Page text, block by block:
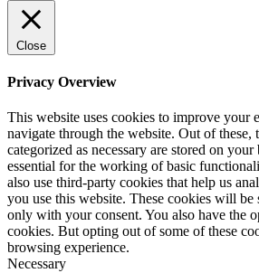
Close
Privacy Overview
This website uses cookies to improve your
navigate through the website. Out of these,
categorized as necessary are stored on
essential for the working of basic
also use third-party cookies that help us
you use this website. These cookies will
only with your consent. You also have the
cookies. But opting out of some of these
browsing experience.
Necessary